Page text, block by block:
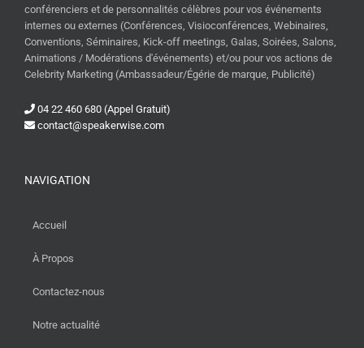
conférenciers et de personnalités célèbres pour vos événements
internes ou externes (Conférences, Visioconférences, Webinaires,
Conventions, Séminaires, Kick-off meetings, Galas, Soirées, Salons,
Animations / Modérations d'événements) et/ou pour vos actions de
Celebrity Marketing (Ambassadeur/Égérie de marque, Publicité)
04 22 460 680 (Appel Gratuit)
contact@speakerwise.com
NAVIGATION
Accueil
À Propos
Contactez-nous
Notre actualité